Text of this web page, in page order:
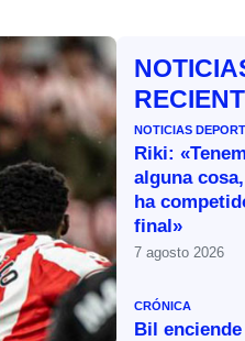
NOTICIAS
Riki:
alguna
ha
final»
7 agosto 2026
CRÓNICA
Bil